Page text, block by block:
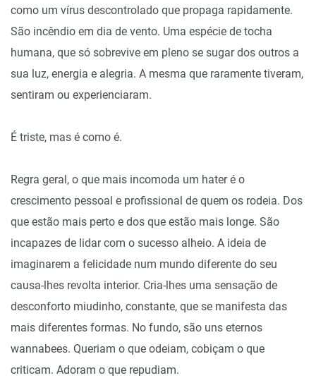
como um vírus descontrolado que propaga rapidamente.
São incêndio em dia de vento. Uma espécie de tocha
humana, que só sobrevive em pleno se sugar dos outros a
sua luz, energia e alegria. A mesma que raramente tiveram,
sentiram ou experienciaram.
É triste, mas é como é.
Regra geral, o que mais incomoda um hater é o
crescimento pessoal e profissional de quem os rodeia. Dos
que estão mais perto e dos que estão mais longe. São
incapazes de lidar com o sucesso alheio. A ideia de
imaginarem a felicidade num mundo diferente do seu
causa-lhes revolta interior. Cria-lhes uma sensação de
desconforto miudinho, constante, que se manifesta das
mais diferentes formas. No fundo, são uns eternos
wannabees. Queriam o que odeiam, cobiçam o que
criticam. Adoram o que repudiam.